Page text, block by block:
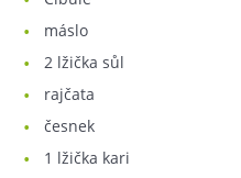
máslo
2 lžička sůl
rajčata
česnek
1 lžička kari